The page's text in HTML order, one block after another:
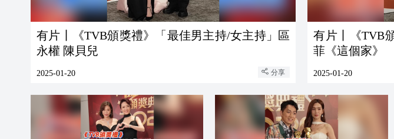
有片丨《TVB頒獎禮》「最佳男主持/女主持」區
永權 陳貝兒
2025-01-20 分享
有片丨《TVB
菲《這個家》
2025-01-20